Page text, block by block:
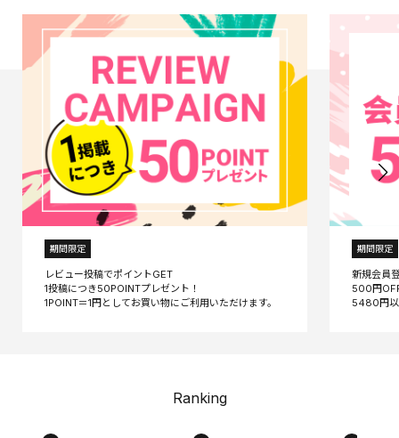
期間限定
レビュー投稿でポイントGET
1投稿につき50POINTプレゼント！
期間限定
新規会員
500円
Ranking